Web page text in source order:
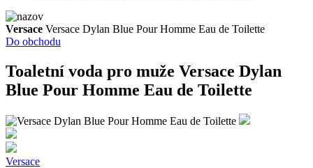
Versace Versace Dylan Blue Pour Homme Eau de Toilette
Do obchodu
Toaletní voda pro muže Versace Dylan
Blue Pour Homme Eau de Toilette
Versace